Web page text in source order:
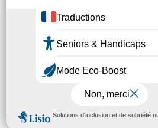
Fédésap © 2021
Mentions légales
Transparence